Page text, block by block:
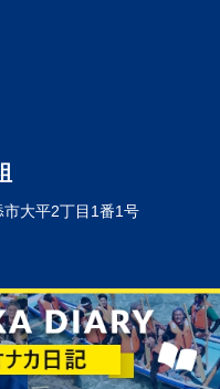
市大平2丁目1番1号